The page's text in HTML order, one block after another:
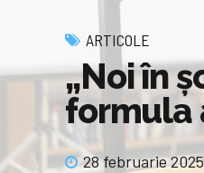
ARTICOLE
„Noi în
formula
28 februarie 2025